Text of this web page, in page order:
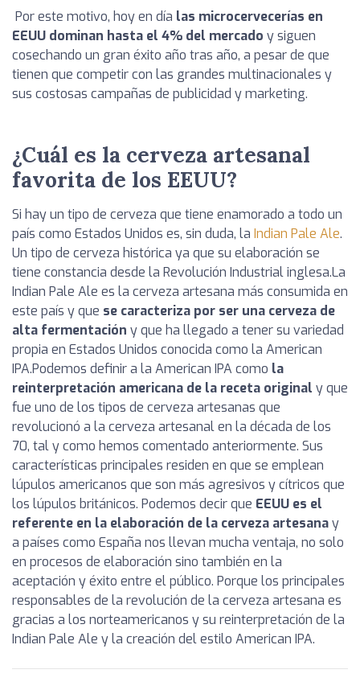
Por este motivo, hoy en día las microcervecerías en
EEUU dominan hasta el 4% del mercado y siguen
cosechando un gran éxito año tras año, a pesar de que
tienen que competir con las grandes multinacionales y
sus costosas campañas de publicidad y marketing.
¿Cuál es la cerveza artesanal
favorita de los EEUU?
Si hay un tipo de cerveza que tiene enamorado a todo un
país como Estados Unidos es, sin duda, la Indian Pale Ale.
Un tipo de cerveza histórica ya que su elaboración se
tiene constancia desde la Revolución Industrial inglesa.La
Indian Pale Ale es la cerveza artesana más consumida en
este país y que se caracteriza por ser una cerveza de
alta fermentación y que ha llegado a tener su variedad
propia en Estados Unidos conocida como la American
IPA.Podemos definir a la American IPA como la
reinterpretación americana de la receta original y que
fue uno de los tipos de cerveza artesanas que
revolucionó a la cerveza artesanal en la década de los
70, tal y como hemos comentado anteriormente. Sus
características principales residen en que se emplean
lúpulos americanos que son más agresivos y cítricos que
los lúpulos británicos. Podemos decir que EEUU es el
referente en la elaboración de la cerveza artesanay
a países como España nos llevan mucha ventaja, no solo
en procesos de elaboración sino también en la
aceptación y éxito entre el público. Porque los principales
responsables de la revolución de la cerveza artesana es
gracias a los norteamericanos y su reinterpretación de la
Indian Pale Ale y la creación del estilo American IPA.